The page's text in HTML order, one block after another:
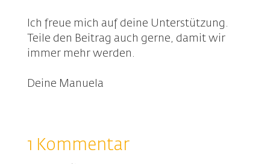
Ich freue mich auf deine Unterstützung.
Teile den Beitrag auch gerne, damit wir
immer mehr werden.
Deine Manuela
1 Kommentar